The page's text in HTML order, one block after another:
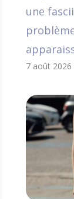
une
7 août 2026